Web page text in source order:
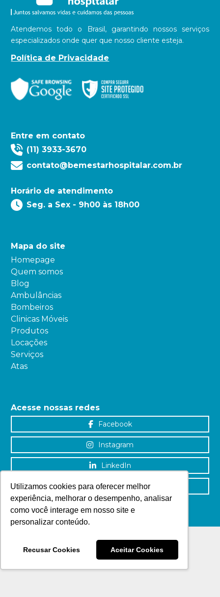
Utilizamos cookies para oferecer melhor
experiência, melhorar o desempenho, analisar
como você interage em nosso site e
personalizar conteúdo.
Recusar Cookies Aceitar Cookies
Atendemos todo o Brasil, garantindo nossos serviços
especializados onde quer que nosso cliente esteja.
Política de Privacidade
Entre em contato
(11) 3933-3670
contato@bemestarhospitalar.com.br
Horário de atendimento
Seg. a Sex - 9h00 às 18h00
Mapa do site
Homepage
Quem somos
Blog
Ambulâncias
Bombeiros
Clinicas Móveis
Produtos
Locações
Serviços
Atas
Acesse nossas redes
Facebook
Instagram
LinkedIn
YouTube